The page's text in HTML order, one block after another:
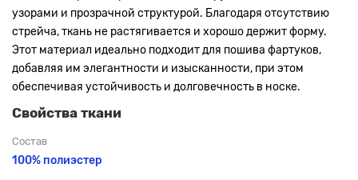
узорами и прозрачной структурой. Благодаря отсутствию
стрейча, ткань не растягивается и хорошо держит форму.
Этот материал идеально подходит для пошива фартуков,
добавляя им элегантности и изысканности, при этом
обеспечивая устойчивость и долговечность в носке.
Свойства ткани
Состав
100% полиэстер